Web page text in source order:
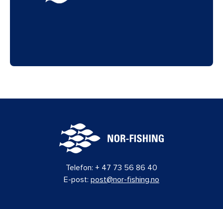
Telefon: + 47 73 56 86 40
E-post: post@nor-fishing.no